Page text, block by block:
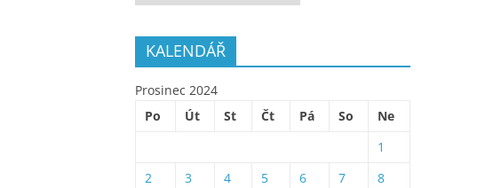
KALENDÁŘ
Prosinec 2024
Po
Út St Čt Pá So
Ne
1
2
3 4 5 6 7
8